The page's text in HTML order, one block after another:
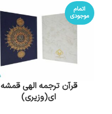
اتمام
موجودی
قرآن ترجمه الهی قمشه
ای(وزیری)